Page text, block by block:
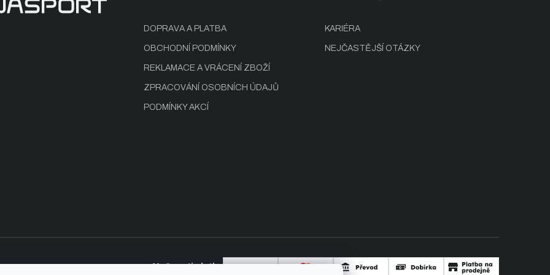
DOPRAVA A PLATBA
OBCHODNÍ PODMÍNKY
REKLAMACE A VRÁCENÍ ZBOŽÍ
ZPRACOVÁNÍ OSOBNÍCH ÚDAJŮ
PODMÍNKY AKCÍ
KARIÉRA
NEJČASTĚJŠÍ OTÁZKY
Možnosti platby